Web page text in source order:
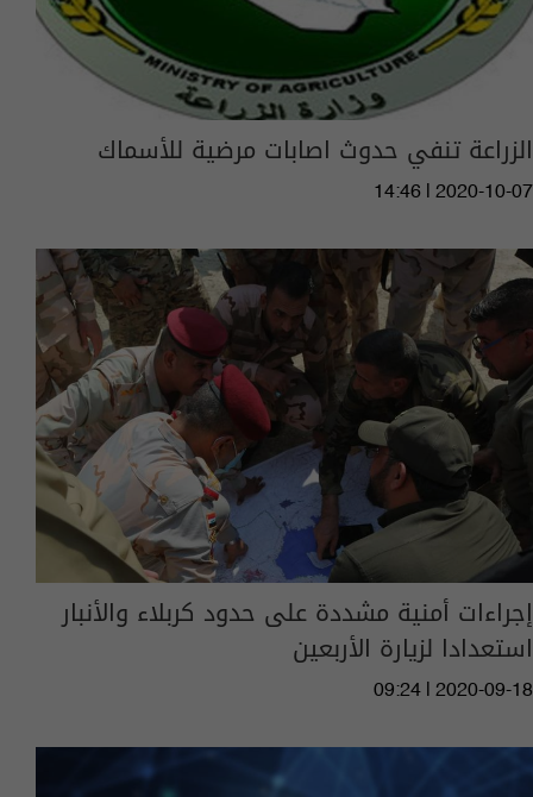
الزراعة تنفي حدوث اصابات مرضية للأسماك
14:46 | 2020-10-07
إجراءات أمنية مشددة على حدود كربلاء والأنبار
استعدادا لزيارة الأربعين
09:24 | 2020-09-18